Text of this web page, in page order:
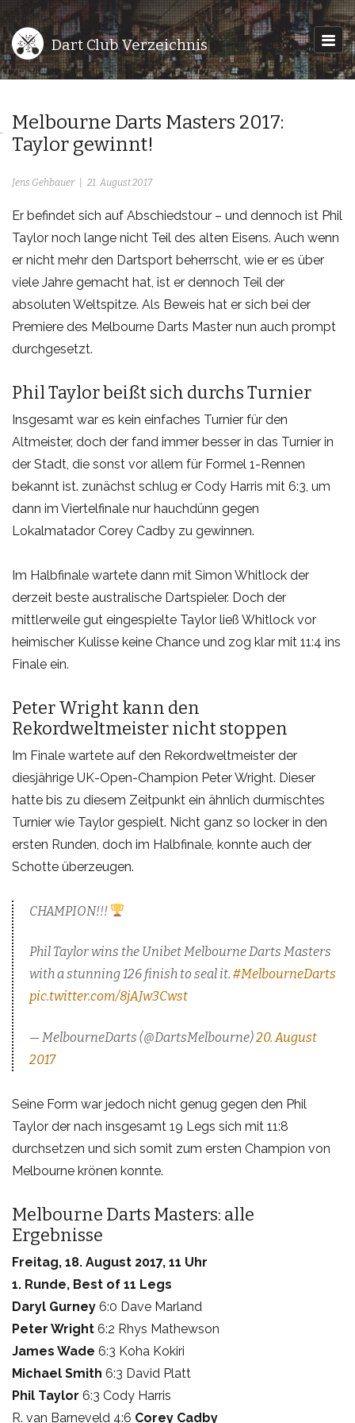
Dart Club Verzeichnis
Melbourne Darts Masters 2017:
Taylor gewinnt!
Jens Gehbauer 21. August 2017
Er befindet sich auf Abschiedstour – und dennoch ist Phil
Taylor noch lange nicht Teil des alten Eisens. Auch wenn
er nicht mehr den Dartsport beherrscht, wie er es über
viele Jahre gemacht hat, ist er dennoch Teil der
absoluten Weltspitze. Als Beweis hat er sich bei der
Premiere des Melbourne Darts Master nun auch prompt
durchgesetzt.
Phil Taylor beißt sich durchs Turnier
Insgesamt war es kein einfaches Turnier für den
Altmeister, doch der fand immer besser in das Turnier in
der Stadt, die sonst vor allem für Formel 1-Rennen
bekannt ist. zunächst schlug er Cody Harris mit 6:3, um
dann im Viertelfinale nur hauchdünn gegen
Lokalmatador Corey Cadby zu gewinnen.
Im Halbfinale wartete dann mit Simon Whitlock der
derzeit beste australische Dartspieler. Doch der
mittlerweile gut eingespielte Taylor ließ Whitlock vor
heimischer Kulisse keine Chance und zog klar mit 11:4 ins
Finale ein.
Peter Wright kann den
Rekordweltmeister nicht stoppen
Im Finale wartete auf den Rekordweltmeister der
diesjährige UK-Open-Champion Peter Wright. Dieser
hatte bis zu diesem Zeitpunkt ein ähnlich durmischtes
Turnier wie Taylor gespielt. Nicht ganz so locker in den
ersten Runden, doch im Halbfinale, konnte auch der
Schotte überzeugen.
CHAMPION!!!
Phil Taylor wins the Unibet Melbourne Darts Masters
with a stunning 126 finish to seal it.#MelbourneDarts
pic.twitter.com/8jAJw3Cwst
— MelbourneDarts (@DartsMelbourne)20. August
2017
Seine Form war jedoch nicht genug gegen den Phil
Taylor der nach insgesamt 19 Legs sich mit 11:8
durchsetzen und sich somit zum ersten Champion von
Melbourne krönen konnte.
Melbourne Darts Masters: alle
Ergebnisse
Freitag, 18. August 2017, 11 Uhr
1. Runde, Best of 11 Legs
Daryl Gurney 6:0 Dave Marland
Peter Wright 6:2 Rhys Mathewson
James Wade 6:3 Koha Kokiri
Michael Smith 6:3 David Platt
Phil Taylor 6:3 Cody Harris
R. van Barneveld 4:6 Corey Cadby